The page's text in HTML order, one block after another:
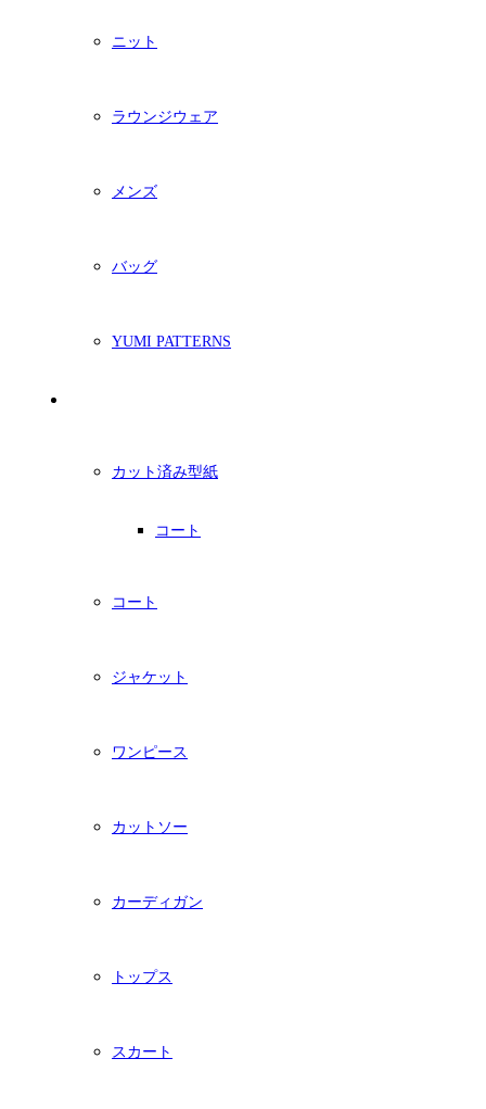
ニット
ラウンジウェア
メンズ
バッグ
YUMI PATTERNS
カット済み型紙
コート
コート
ジャケット
ワンピース
カットソー
カーディガン
トップス
スカート